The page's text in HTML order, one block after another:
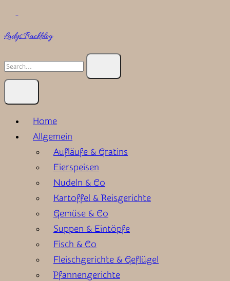
content
Ladys Backblog
Search
Home
Allgemein
Aufläufe & Gratins
Eierspeisen
Nudeln & Co
Kartoffel & Reisgerichte
Gemüse & Co
Suppen & Eintöpfe
Fisch & Co
Fleischgerichte & Geflügel
Pfannengerichte